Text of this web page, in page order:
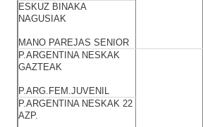
ESKUZ BINAKA
NAGUSIAK
MANO PAREJAS SENIOR
P.ARGENTINA NESKAK
GAZTEAK
P.ARG.FEM.JUVENIL
P.ARGENTINA NESKAK 22
AZP.